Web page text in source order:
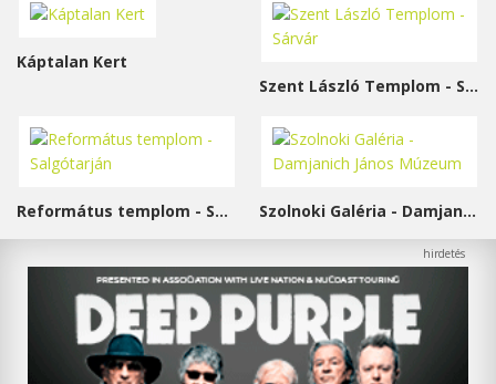
Káptalan Kert
Szent László Templom - Sárvár
Református templom - Salgótarján Szolnoki Galéria - Damjanich János Múzeum